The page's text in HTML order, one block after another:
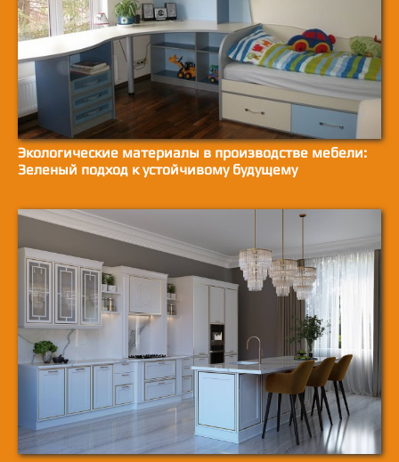
Экологические материалы в производстве мебели:
Зеленый подход к устойчивому будущему